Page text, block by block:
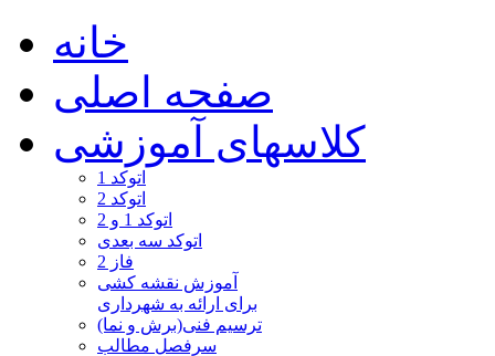
خانه
صفحه اصلی
کلاسهای آموزشی
اتوکد 1
اتوکد 2
اتوکد 1 و 2
اتوکد سه بعدی
فاز 2
آموزش نقشه کشی
برای ارائه به شهرداری
ترسیم فنی(برش و نما)
سرفصل مطالب